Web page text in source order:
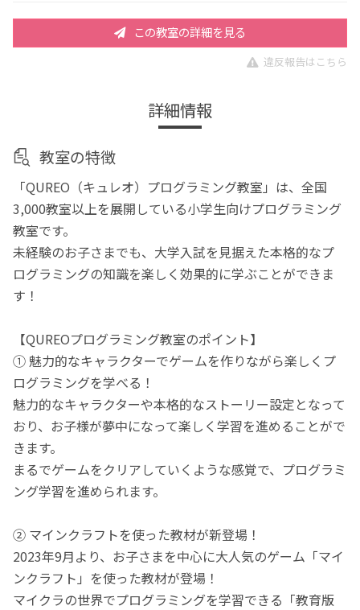
この教室の詳細を見る
違反報告はこちら
詳細情報
教室の特徴
「QUREO（キュレオ）プログラミング教室」は、全国
3,000教室以上を展開している小学生向けプログラミング
教室です。
未経験のお子さまでも、大学入試を見据えた本格的なプ
ログラミングの知識を楽しく効果的に学ぶことができま
す！
【QUREOプログラミング教室のポイント】
① 魅力的なキャラクターでゲームを作りながら楽しくプ
ログラミングを学べる！
魅力的なキャラクターや本格的なストーリー設定となって
おり、お子様が夢中になって楽しく学習を進めることがで
きます。
まるでゲームをクリアしていくような感覚で、プログラミ
ング学習を進められます。
② マインクラフトを使った教材が新登場！
2023年9月より、お子さまを中心に大人気のゲーム「マイ
ンクラフト」を使った教材が登場！
マイクラの世界でプログラミングを学習できる「教育版